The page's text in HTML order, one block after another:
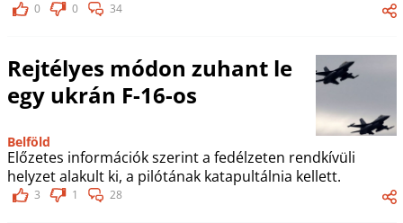
0 0 34
Rejtélyes módon zuhant le
egy ukrán F-16-os
Belföld
Előzetes információk szerint a fedélzeten rendkívüli
helyzet alakult ki, a pilótának katapultálnia kellett.
3 1 28